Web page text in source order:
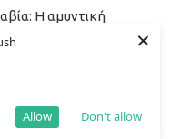
Don't allow
Allow
×
Η αμυντική
υπογράφηκε με την
Πακιστάν δεν
2026, 17:00